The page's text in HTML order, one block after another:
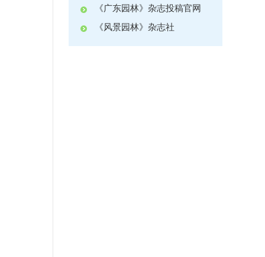
《广东园林》杂志投稿官网
《风景园林》杂志社